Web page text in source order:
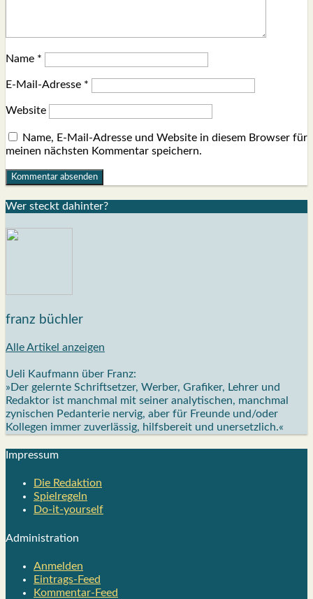
Name *
E-Mail-Adresse *
Website
Name, E-Mail-Adresse und Website in diesem Browser für
meinen nächsten Kommentar speichern.
Wer steckt dahin­ter?
franz büchler
Alle Artikel anzeigen
Ueli Kaufmann über Franz:
»Der gelernte Schriftsetzer, Werber, Grafiker, Lehrer und
Redaktor ist manchmal mit seiner analytischen, manchmal
zynischen Pedanterie nervig, aber für Freunde und/oder
Kollegen immer zuverlässig, hilfsbereit und unersetzlich.«
Impres­sum
Die Redak­ti­on
Spiel­re­geln
Do-it-your­s­elf
Admi­nis­tra­ti­on
Anmelden
Eintrags-Feed
Kommentar-Feed